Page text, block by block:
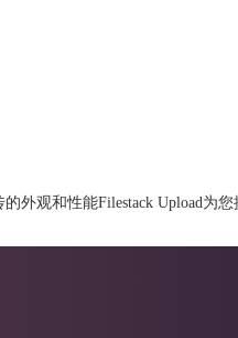
外观和性能Filestack Upload为